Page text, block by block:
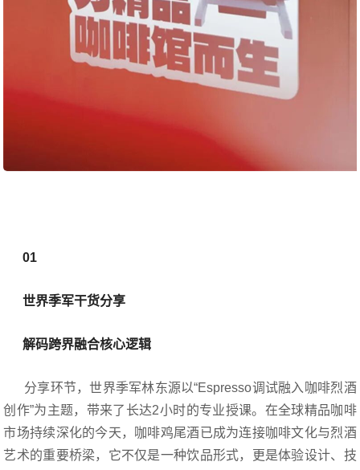
01
世界季军干货分享
解码跨界融合核心逻辑
分享环节，世界季军林东源以“Espresso调试融入咖啡烈酒
创作”为主题，带来了长达2小时的专业授课。在全球精品咖啡
市场持续深化的今天，咖啡鸡尾酒已成为连接咖啡文化与烈酒
艺术的重要桥梁，它不仅是一种饮品形式，更是体验设计、技